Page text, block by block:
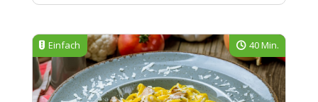
Einfach 40 Min.